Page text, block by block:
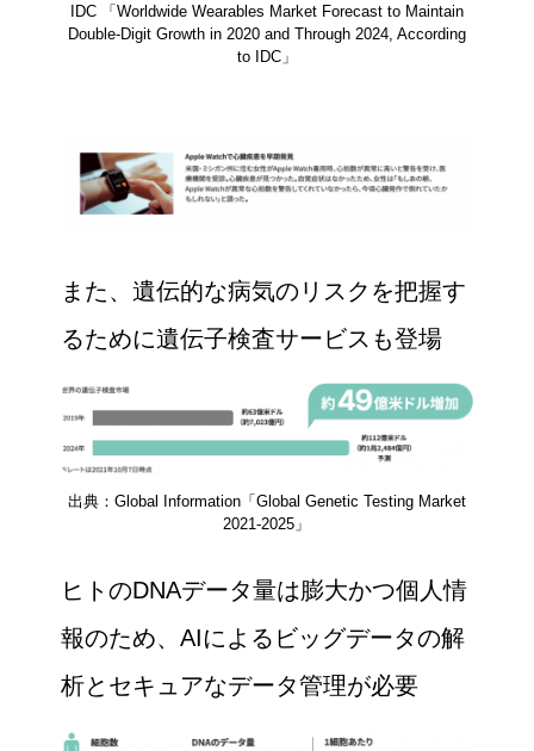
IDC 「Worldwide Wearables Market Forecast to Maintain
Double-Digit Growth in 2020 and Through 2024, According
to IDC」
また、遺伝的な病気のリスクを把握す
るために遺伝子検査サービスも登場
出典：Global Information「Global Genetic Testing Market
2021-2025」
ヒトのDNAデータ量は膨大かつ個人情
報のため、AIによるビッグデータの解
析とセキュアなデータ管理が必要